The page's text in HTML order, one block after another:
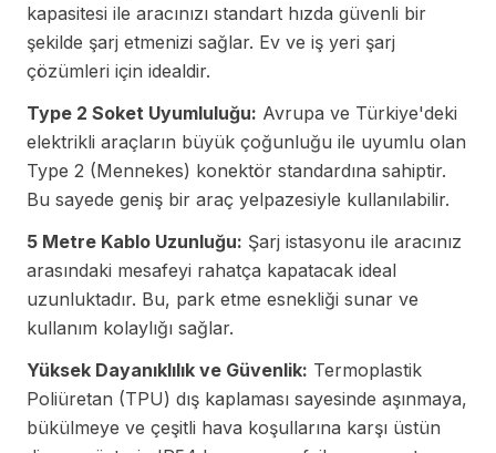
kapasitesi ile aracınızı standart hızda güvenli bir
şekilde şarj etmenizi sağlar. Ev ve iş yeri şarj
çözümleri için idealdir.
Type 2 Soket Uyumluluğu: Avrupa ve Türkiye'deki
elektrikli araçların büyük çoğunluğu ile uyumlu olan
Type 2 (Mennekes) konektör standardına sahiptir.
Bu sayede geniş bir araç yelpazesiyle kullanılabilir.
5 Metre Kablo Uzunluğu: Şarj istasyonu ile aracınız
arasındaki mesafeyi rahatça kapatacak ideal
uzunluktadır. Bu, park etme esnekliği sunar ve
kullanım kolaylığı sağlar.
Yüksek Dayanıklılık ve Güvenlik: Termoplastik
Poliüretan (TPU) dış kaplaması sayesinde aşınmaya,
bükülmeye ve çeşitli hava koşullarına karşı üstün